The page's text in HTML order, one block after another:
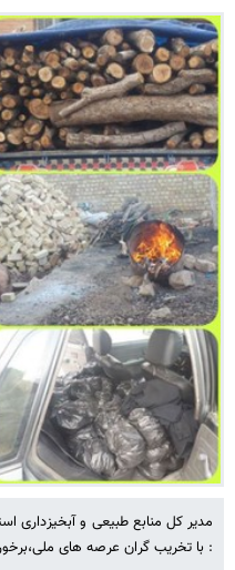
مدیر کل منابع طبیعی و آبخیزداری
: با تخریب گران عرصه های